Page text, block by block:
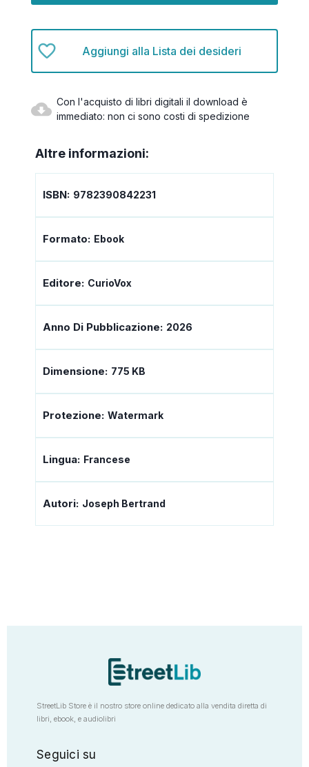
Aggiungi alla Lista dei desideri
Con l'acquisto di libri digitali il download è
immediato: non ci sono costi di spedizione
Altre informazioni:
ISBN: 9782390842231
Formato: Ebook
Editore: CurioVox
Anno Di Pubblicazione: 2026
Dimensione: 775 KB
Protezione: Watermark
Lingua: Francese
Autori: Joseph Bertrand
StreetLib Store è il nostro store online dedicato alla vendita diretta di
libri, ebook, e audiolibri
Seguici su